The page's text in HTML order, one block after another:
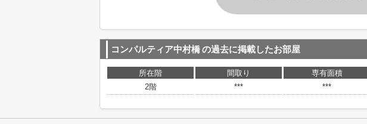
コンパルティア中村橋の過去に掲載したお部屋
所在階 間取り 専有面積
2階
*** ***